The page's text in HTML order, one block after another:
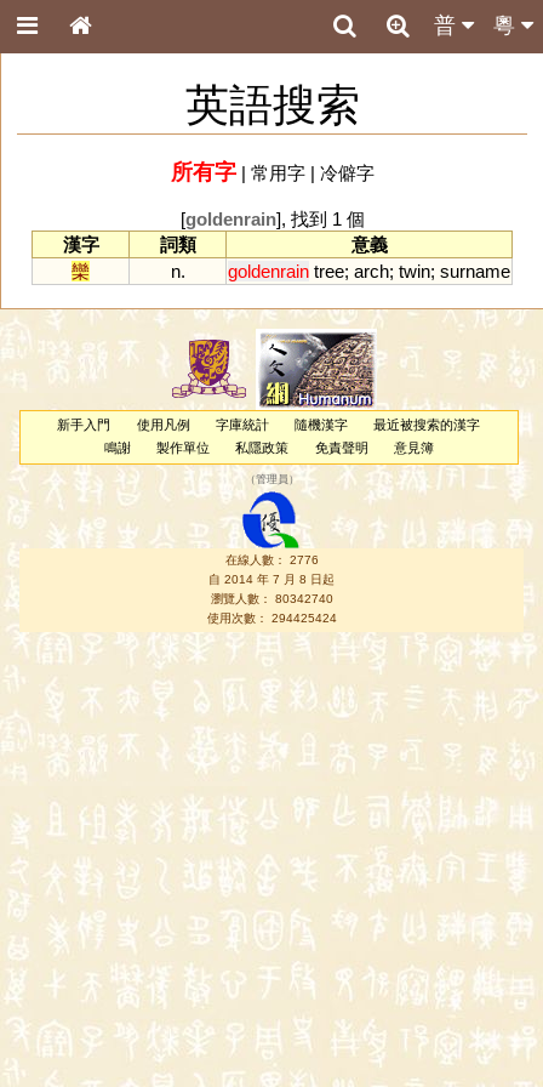
粵
普
英語搜索
所有字| 常用字| 冷僻字
[goldenrain], 找到 1 個
漢字
詞類
意義
欒
n. goldenrain tree; arch; twin; surname
新手入門 使用凡例 字庫統計 隨機漢字
最近被搜索的漢字
鳴謝
製作單位 私隱政策 免責聲明 意見簿
（管理員 ）
在線人數： 2776
自 2014 年 7 月 8 日起
瀏覽人數： 80342740
使用次數： 294425424